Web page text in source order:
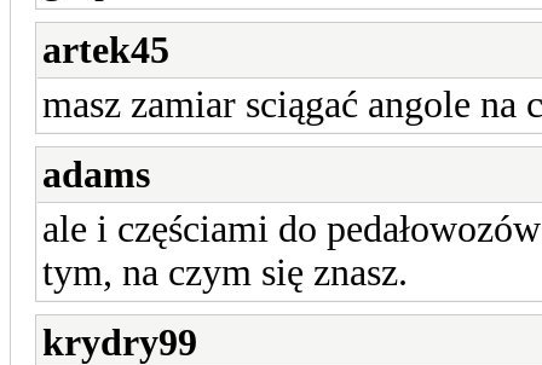
artek45
masz zamiar sciągać angole na
adams
ale i częściami do
tym, na czym się znasz.
krydry99